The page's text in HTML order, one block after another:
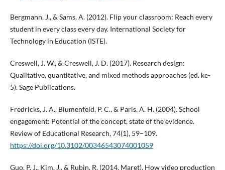
Bergmann, J., & Sams, A. (2012). Flip your classroom: Reach every
student in every class every day. International Society for
Technology in Education (ISTE).
Creswell, J. W., & Creswell, J. D. (2017). Research design:
Qualitative, quantitative, and mixed methods approaches (ed. ke-
5). Sage Publications.
Fredricks, J. A., Blumenfeld, P. C., & Paris, A. H. (2004). School
engagement: Potential of the concept, state of the evidence.
Review of Educational Research, 74(1), 59–109.
https://doi.org/10.3102/00346543074001059
Guo, P. J., Kim, J., & Rubin, R. (2014, Maret). How video production